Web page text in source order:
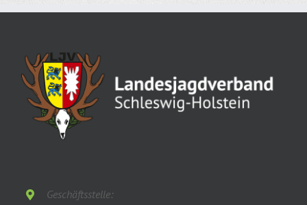
Geschäftsstelle: